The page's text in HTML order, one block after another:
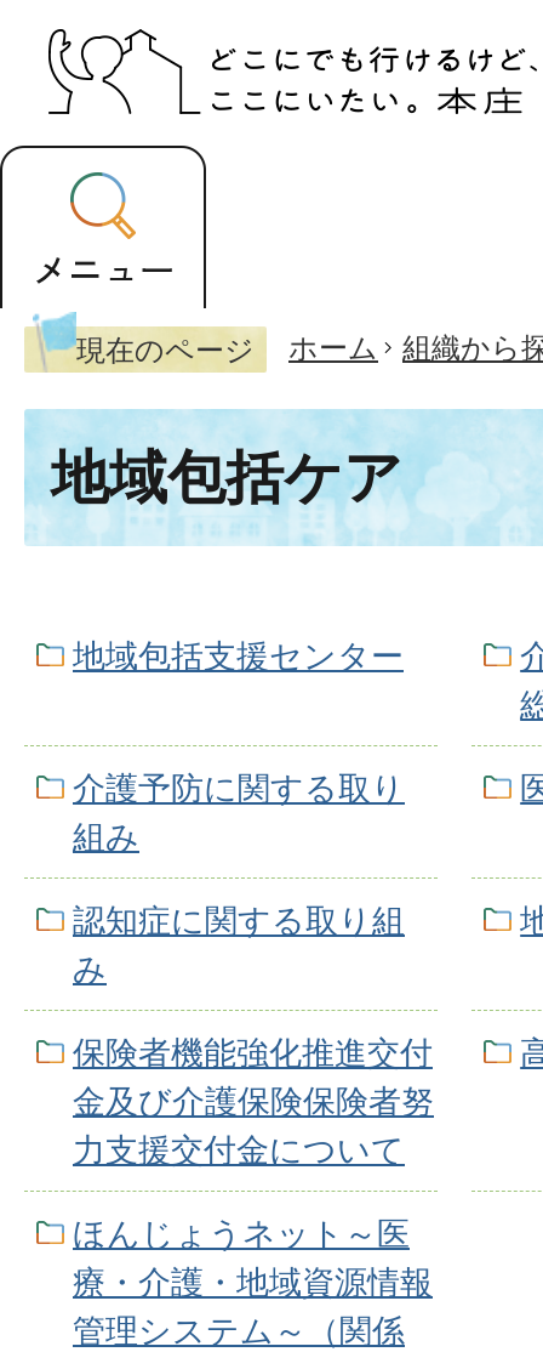
現在のページ ホーム 組織から
地域包括ケア
地域包括支援センター
介護予防に関する取り
組み
認知症に関する取り組
み
保険者機能強化推進交付
金及び介護保険保険者努
力支援交付金について
ほんじょうネット～医
療・介護・地域資源情報
管理システム～（関係